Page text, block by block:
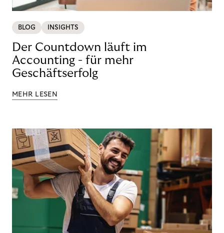
BLOG INSIGHTS
Der Countdown läuft im
Accounting - für mehr
Geschäftserfolg
MEHR LESEN